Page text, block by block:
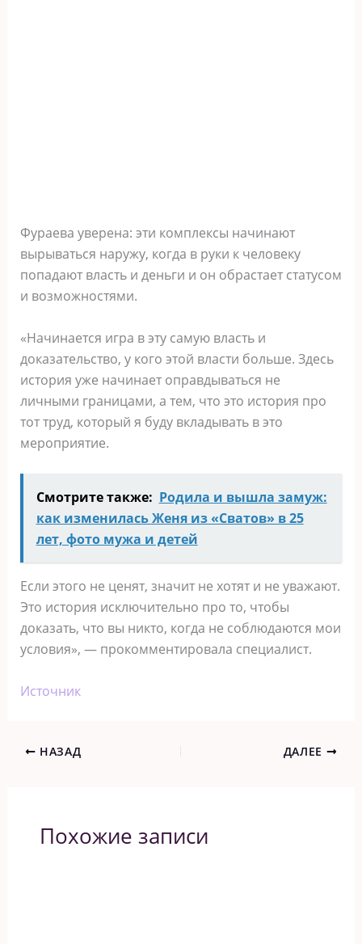
Фураева уверена: эти комплексы начинают
вырываться наружу, когда в руки к человеку
попадают власть и деньги и он обрастает статусом
и возможностями.
«Начинается игра в эту самую власть и
доказательство, у кого этой власти больше. Здесь
история уже начинает оправдываться не
личными границами, а тем, что это история про
тот труд, который я буду вкладывать в это
мероприятие.
Смотрите также: Родила и вышла замуж:
как изменилась Женя из «Сватов» в 25
лет, фото мужа и детей
Если этого не ценят, значит не хотят и не уважают.
Это история исключительно про то, чтобы
доказать, что вы никто, когда не соблюдаются мои
условия», — прокомментировала специалист.
Источник
НАЗАД ДАЛЕЕ
Похожие записи